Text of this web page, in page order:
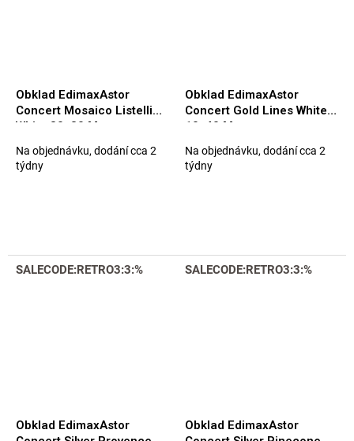
Obklad EdimaxAstor
Concert Mosaico Listelli
White 30x30 Matt.
Na objednávku, dodání cca 2
týdny
Obklad EdimaxAstor
Concert Gold Lines White
10x40 Matt.
Na objednávku, dodání cca 2
týdny
SALECODE:RETRO3:3:%
Obklad EdimaxAstor
SALECODE:RETRO3:3:%
Obklad EdimaxAstor